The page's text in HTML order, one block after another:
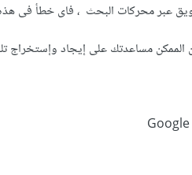
عبر محركات البحث ، فاى خطأ فى
الممكن مساعدتك على إيجاد